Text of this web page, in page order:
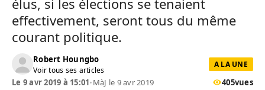
élus, si les élections se tenaient
effectivement, seront tous du même
courant politique.
Robert Houngbo
Voir tous ses articles
A LA UNE
Le 9 avr 2019 à 15:01•MàJ le 9 avr 2019 405vues